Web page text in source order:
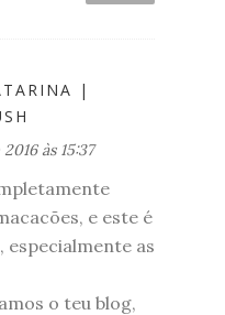
|
às 15:37
e este é
especialmente as
o teu blog,